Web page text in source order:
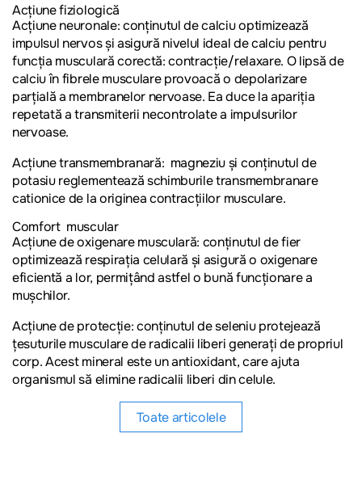
Acțiune fiziologică
Acțiune neuronale:conținutul de calciu optimizează
impulsul nervos și asigură nivelul ideal de calciu pentru
funcția musculară corectă: contracție/relaxare. O lipsă de
calciu în fibrele musculare provoacă o depolarizare
parțială a membranelor nervoase. Ea duce la apariția
repetată a transmiterii necontrolate a impulsurilor
nervoase.
Acțiune transmembranară: magneziu și conținutul de
potasiu reglementează schimburile transmembranare
cationice de la originea contracțiilor musculare.
Comfort muscular
Acțiune de oxigenare musculară: conținutul de fier
optimizează respirația celulară și asigură o oxigenare
eficientă a lor, permițând astfel o bună funcţionare a
muşchilor.
Acțiune de protecție:conținutul de seleniu protejează
ţesuturile musculare de radicalii liberi generaţi de propriul
corp. Acest mineral este un antioxidant, care ajuta
organismul să elimine radicalii liberi din celule.
Toate articolele